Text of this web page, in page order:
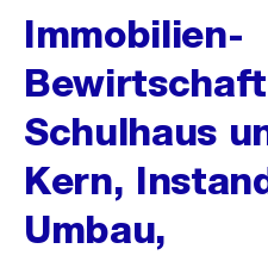
Immobilien-
Schulhaus
Kern,
Umbau,